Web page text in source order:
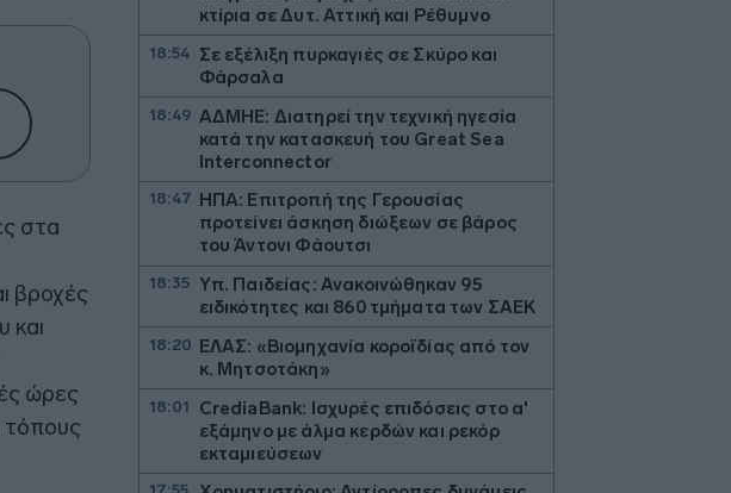
στα
βροχές
και
ώρες
τόπους
κτίρια σε Δυτ. Αττική και Ρέθυμνο
18:54
Σε εξέλιξη πυρκαγιές σε Σκύρο και
Φάρσαλα
18:49 ΑΔΜΗΕ: Διατηρεί την τεχνική ηγεσία
κατά την κατασκευή του Great Sea
Interconnector
18:47 ΗΠΑ: Επιτροπή της Γερουσίας
προτείνει άσκηση διώξεων σε βάρος
του Άντονι Φάουτσι
18:35 Υπ. Παιδείας: Ανακοινώθηκαν 95
ειδικότητες και 860 τμήματα των ΣΑΕΚ
18:20 ΕΛΑΣ: «Βιομηχανία κοροϊδίας από τον
κ. Μητσοτάκη»
18:01
CrediaBank: Ισχυρές επιδόσεις στο α'
εξάμηνο με άλμα κερδών και ρεκόρ
εκταμιεύσεων